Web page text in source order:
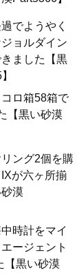
でようやく
ョルダイン
ました【黒
ロ箱58箱で
【黒い砂漠
ング2個を購
が六ヶ所揃
漠
時計をマイ
ージェント
【黒い砂漠